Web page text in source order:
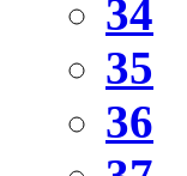
34
35
36